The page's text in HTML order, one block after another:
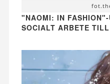
"NAOMI: IN
SOCIALT ARBETE